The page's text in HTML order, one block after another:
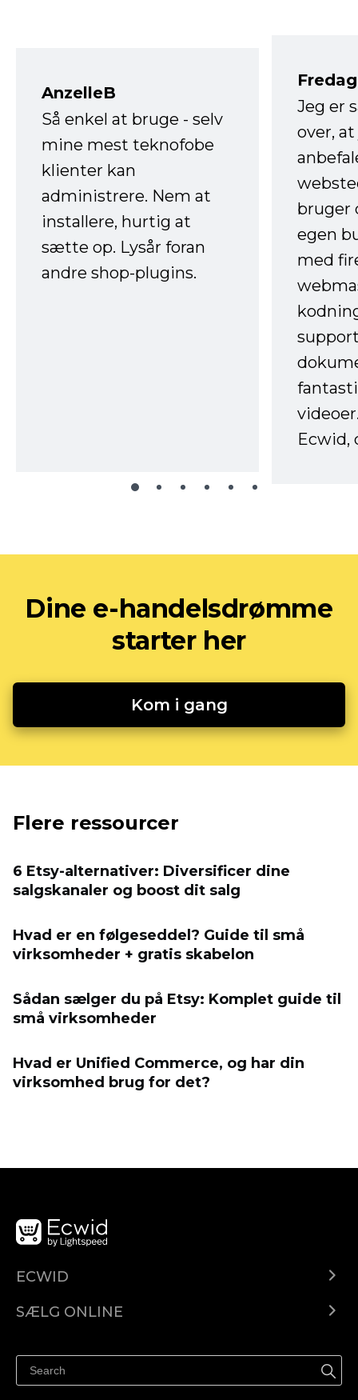
AnzelleB
Så enkel at bruge - selv
mine mest teknofobe
klienter kan
administrere. Nem at
installere, hurtig at
sætte op. Lysår foran
andre shop-plugins.
Jeg er
over,
bruger
egen
med
Ecwid,
Dine e-handelsdrømme
starter her
Kom i gang
Flere ressourcer
6 Etsy-alternativer: Diversificer dine
salgskanaler og boost dit salg
Hvad er en følgeseddel? Guide til små
virksomheder + gratis skabelon
Sådan sælger du på Etsy: Komplet guide til
små virksomheder
Hvad er Unified Commerce, og har din
virksomhed brug for det?
ECWID
Pris
SÆLG ONLINE
Sælg på Facebook
Sælg på Instagram